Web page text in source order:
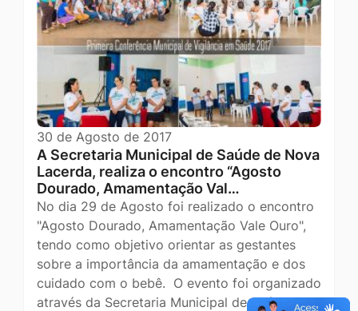
30 de Agosto de 2017
A Secretaria Municipal de Saúde de Nova
Lacerda, realiza o encontro “Agosto
Dourado, Amamentação Val…
No dia 29 de Agosto foi realizado o encontro
"Agosto Dourado, Amamentação Vale Ouro",
tendo como objetivo orientar as gestantes
sobre a importância da amamentação e dos
cuidado com o bebê. O evento foi organizado
através da Secretaria Municipal de Saúde e